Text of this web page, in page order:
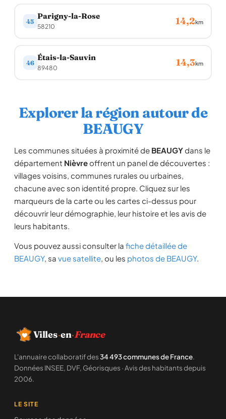
45
Parigny-la-Rose
58210 14,2km
46
Étais-la-Sauvin
89480 14,3km
Explorer la région autour de
BEAUGY
Les communes situées à proximité de BEAUGYdans le
département Nièvreoffrent un panel de découvertes :
villages voisins, communes rurales ou urbaines,
chacune avec son identité propre. Cliquez sur les
marqueurs de la carte ou les cartes ci-dessus pour
découvrir leur démographie, leur histoire et les avis de
leurs habitants.
Vous pouvez aussi consulter la fiche détaillée de
BEAUGY, sa vue satellite, ou les photos de BEAUGY.
Villes·en·France
L'annuaire collaboratif des34 493 communes de France.
Données INSEE, DVF, Géorisques · Avis des habitants depuis
2006.
LE SITE